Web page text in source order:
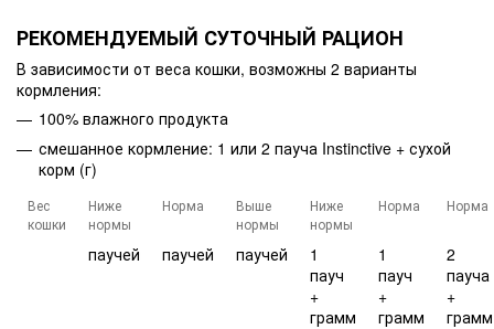
РЕКОМЕНДУЕМЫЙ СУТОЧНЫЙ РАЦИОН
В зависимости от веса кошки, возможны 2 варианты
кормления:
100% влажного продукта
смешанное кормление: 1 или 2 пауча Instinctive + сухой
корм (г)
Вес
кошки
Ниже
нормы
Норма
Выше
нормы
Ниже
нормы
Норма Норма
паучей паучей паучей
1
пауч
+
грамм
1
пауч
+
грамм
2
пауча
+
грамм